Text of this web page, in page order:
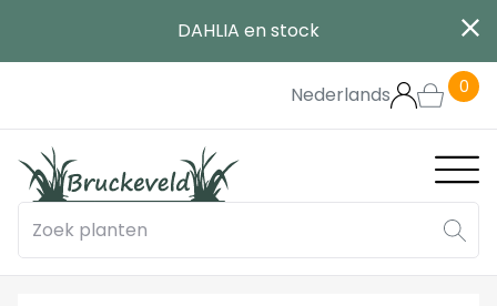
contenu
DAHLIA en stock
Nederlands 0
Main